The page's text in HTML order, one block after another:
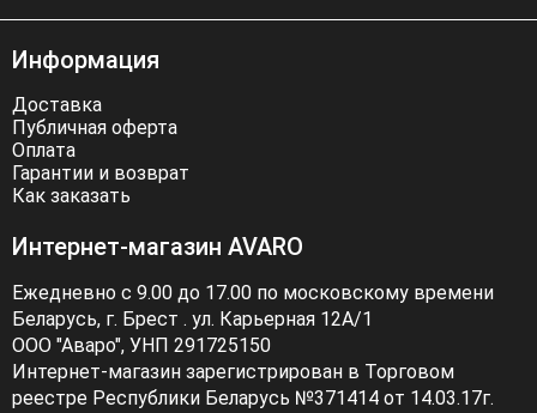
Информация
Доставка
Публичная оферта
Оплата
Гарантии и возврат
Как заказать
Интернет-магазин AVARO
Ежедневно с 9.00 до 17.00 по московскому времени
Беларусь, г. Брест . ул. Карьерная 12А/1
ООО "Аваро", УНП 291725150
Интернет-магазин зарегистрирован в Торговом
реестре Республики Беларусь №371414 от 14.03.17г.